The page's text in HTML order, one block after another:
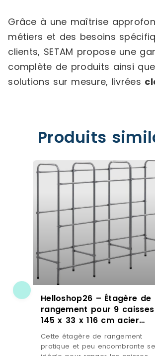
Grâce à une maîtrise
métiers et des besoins
clients, SETAM propose une
complète de produits ainsi
solutions sur mesure, livrées
Produits
Helloshop26 – Étagère de
rangement pour 9 caisses
145 x 33 x 116 cm acier
argenté 02_0000644 –
3000069721530
Cette étagère de rangement
pratique et peu encombrante